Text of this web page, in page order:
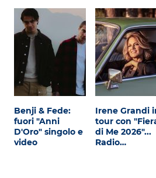
Benji & Fede:
fuori "Anni
D'Oro" singolo e
video
Irene Grandi
tour con
di Me 2026"...
Radio…